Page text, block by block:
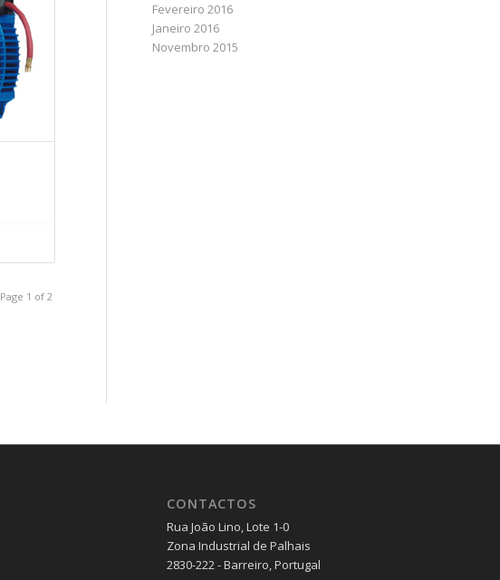
Page 1 of 2
Fevereiro 2016
Janeiro 2016
Novembro 2015
CONTACTOS
Rua João Lino, Lote 1-0
Zona Industrial de Palhais
2830-222 - Barreiro, Portugal